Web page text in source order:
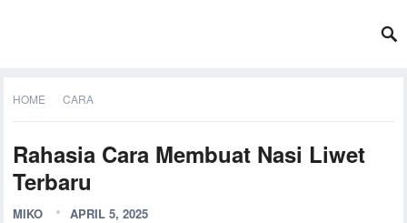
HOME CARA
Rahasia Cara Membuat Nasi Liwet
Terbaru
MIKO APRIL 5, 2025